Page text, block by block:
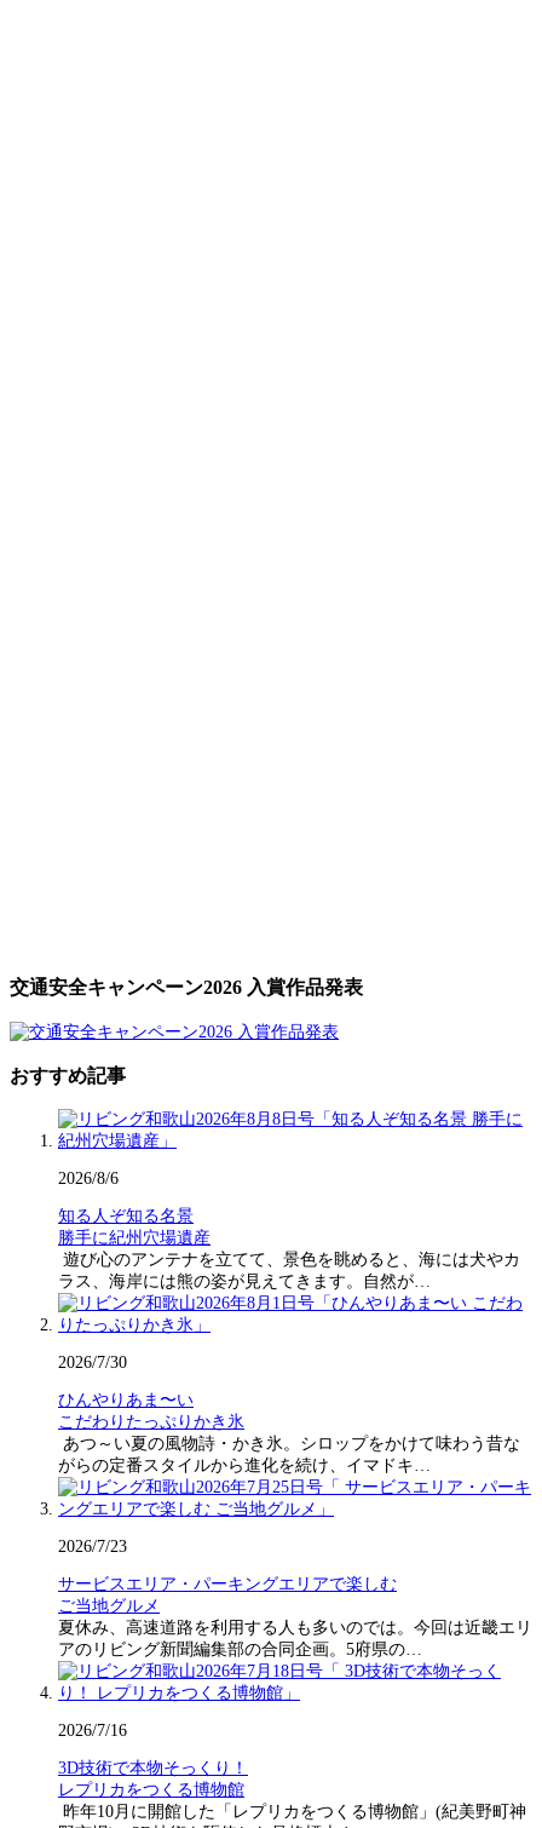
交通安全キャンペーン2026 入賞作品発表
おすすめ記事
2026/8/6
知る人ぞ知る名景
勝手に紀州穴場遺産
遊び心のアンテナを立てて、景色を眺めると、海には犬やカ
ラス、海岸には熊の姿が見えてきます。自然が…
2026/7/30
ひんやりあま〜い
こだわりたっぷりかき氷
あつ～い夏の風物詩・かき氷。シロップをかけて味わう昔な
がらの定番スタイルから進化を続け、イマドキ…
2026/7/23
サービスエリア・パーキングエリアで楽しむ
ご当地グルメ
夏休み、高速道路を利用する人も多いのでは。今回は近畿エリ
アのリビング新聞編集部の合同企画。5府県の…
2026/7/16
3D技術で本物そっくり！
レプリカをつくる博物館
昨年10月に開館した「レプリカをつくる博物館」(紀美野町神